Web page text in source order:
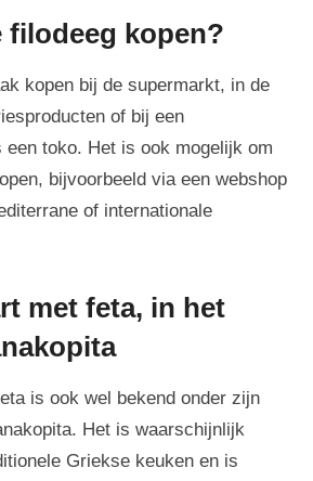
filodeeg kopen?
kopen bij de supermarkt, in de
of bij een
toko. Het is ook mogelijk om
bijvoorbeeld via een webshop
of internationale
met feta, in het
is ook wel bekend onder zijn
Het is waarschijnlijk
Griekse keuken en is